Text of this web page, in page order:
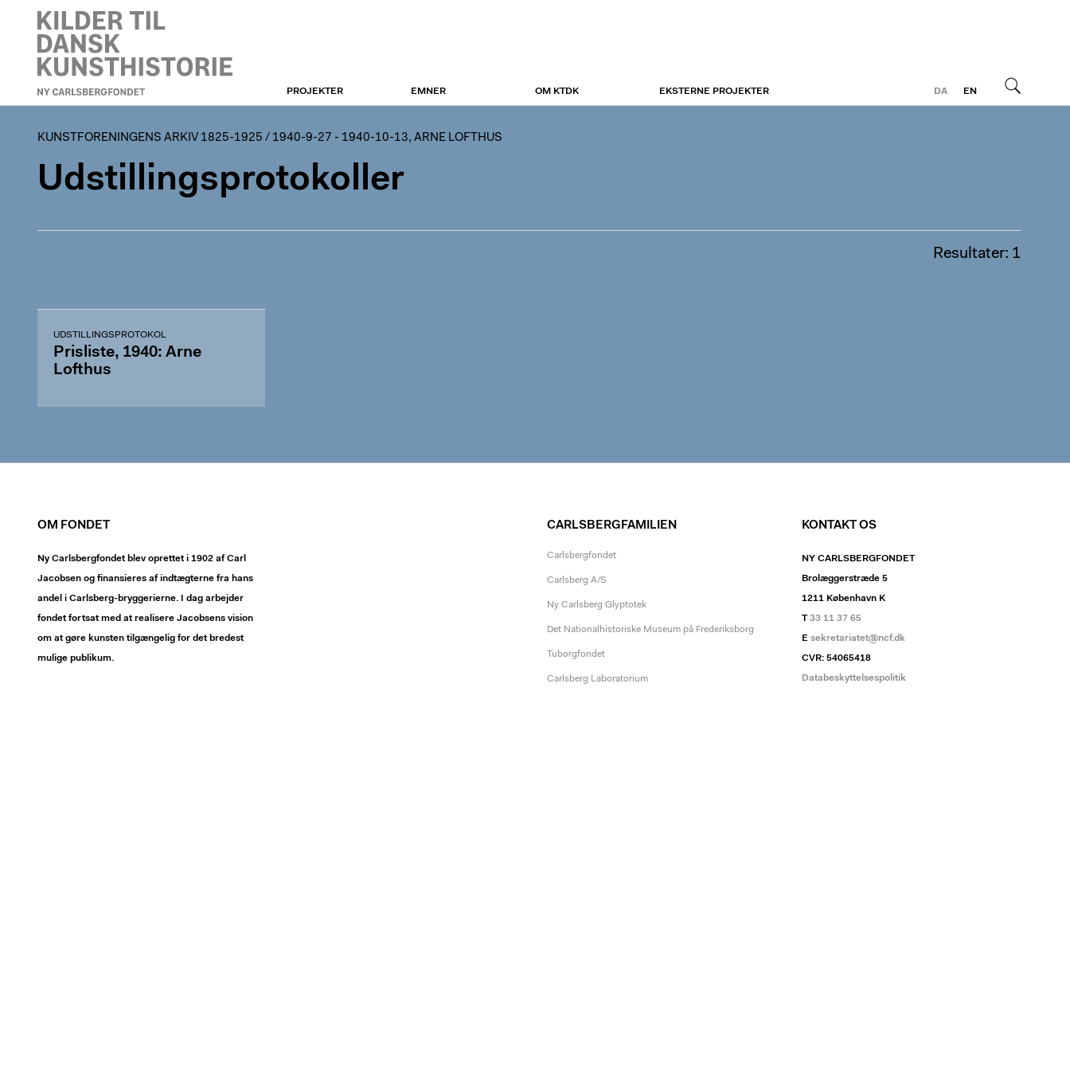
KUNSTFORENINGEN
DA
EN
PROJEKTER EMNER OM KTDK EKSTERNE PROJEKTER
KUNSTFORENINGENS ARKIV 1825-1925 / 1940-9-27 - 1940-10-13, ARNE LOFTHUS
Udstillingsprotokoller
Resultater: 1
UDSTILLINGSPROTOKOL
Prisliste, 1940: Arne
Lofthus
OM FONDET
Ny Carlsbergfondet blev oprettet i 1902 af Carl
Jacobsen og finansieres af indtægterne fra hans
andel i Carlsberg-bryggerierne. I dag arbejder
fondet fortsat med at realisere Jacobsens vision
om at gøre kunsten tilgængelig for det bredest
mulige publikum.
CARLSBERGFAMILIEN
Carlsbergfondet
Carlsberg A/S
Ny Carlsberg Glyptotek
Det Nationalhistoriske Museum på Frederiksborg
Tuborgfondet
Carlsberg Laboratorium
KONTAKT OS
NY CARLSBERGFONDET
Brolæggerstræde 5
1211 København K
T33 11 37 65
E sekretariatet@ncf.dk
CVR: 54065418
Databeskyttelsespolitik